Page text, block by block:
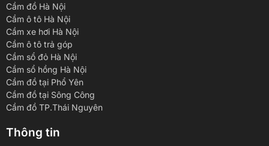
Cầm đồ Hà Nội
Cầm ô tô Hà Nội
Cầm xe hơi Hà Nội
Cầm ô tô trả góp
Cầm sổ đỏ Hà Nội
Cầm sổ hồng Hà Nội
Cầm đồ tại Phổ Yên
Cầm đồ tại Sông Công
Cầm đồ TP.Thái Nguyên
Thông tin